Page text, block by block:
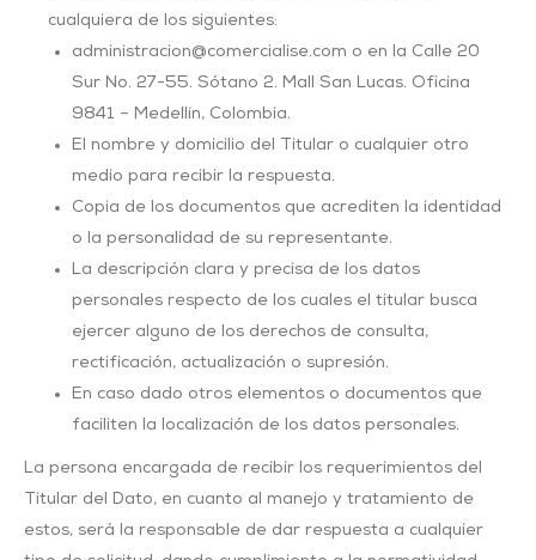
cualquiera de los siguientes:
administracion@comercialise.com o en la Calle 20
Sur No. 27-55. Sótano 2. Mall San Lucas. Oficina
9841 – Medellín, Colombia.
El nombre y domicilio del Titular o cualquier otro
medio para recibir la respuesta.
Copia de los documentos que acrediten la identidad
o la personalidad de su representante.
La descripción clara y precisa de los datos
personales respecto de los cuales el titular busca
ejercer alguno de los derechos de consulta,
rectificación, actualización o supresión.
En caso dado otros elementos o documentos que
faciliten la localización de los datos personales.
La persona encargada de recibir los requerimientos del
Titular del Dato, en cuanto al manejo y tratamiento de
estos, será la responsable de dar respuesta a cualquier